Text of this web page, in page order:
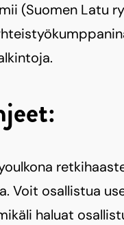
(Suomen Latu
Voit osallistua
haluat